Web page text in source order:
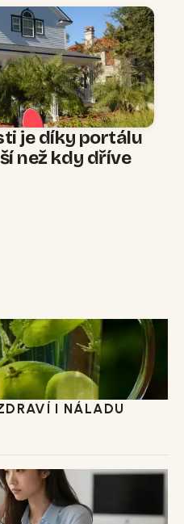
je díky portálu
než kdy dříve
I NÁLADU